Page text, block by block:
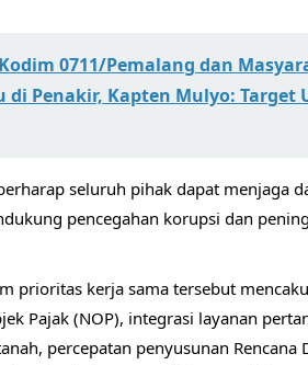
0711/Pemalang dan
di Penakir, Kapten Mulyo: Target
seluruh pihak dapat menjaga
pencegahan korupsi dan
prioritas kerja sama tersebut
Pajak (NOP), integrasi layanan
percepatan penyusunan Rencana